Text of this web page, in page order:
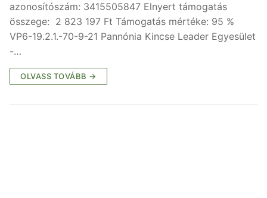
azonosítószám: 3415505847 Elnyert támogatás
összege: 2 823 197 Ft Támogatás mértéke: 95 %
VP6-19.2.1.-70-9-21 Pannónia Kincse Leader Egyesület
-…
OLVASS TOVÁBB →